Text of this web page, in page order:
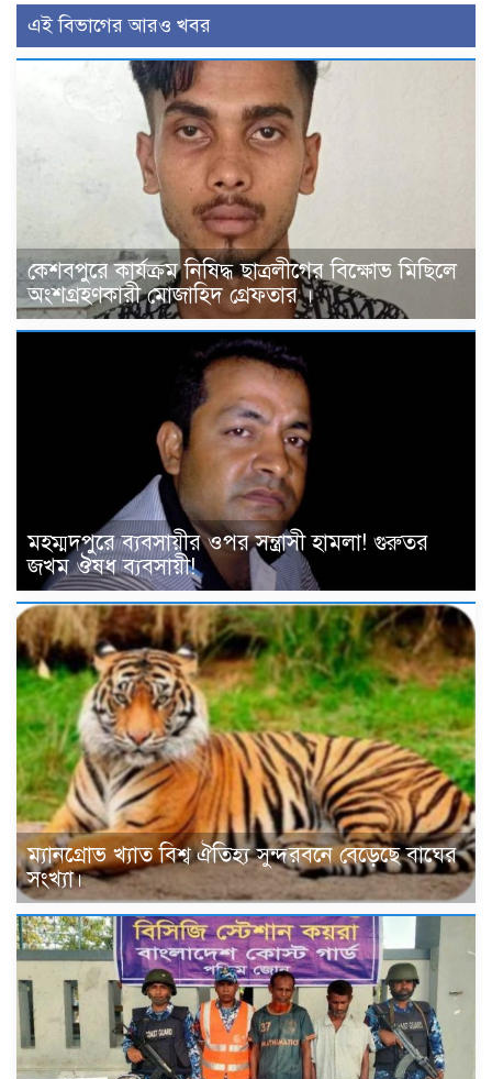
এই বিভাগের আরও খবর
কেশবপুরে কার্যক্রম নিষিদ্ধ ছাত্রলীগের বিক্ষোভ মিছিলে
অংশগ্রহণকারী মোজাহিদ গ্রেফতার ।
মহম্মদপুরে ব্যবসায়ীর ওপর সন্ত্রাসী হামলা! গুরুতর
জখম ঔষধ ব্যবসায়ী!
ম্যানগ্রোভ খ্যাত বিশ্ব ঐতিহ্য সুন্দরবনে বেড়েছে বাঘের
সংখ্যা।